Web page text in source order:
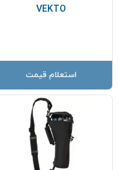
VEKTO
استعلام قیمت